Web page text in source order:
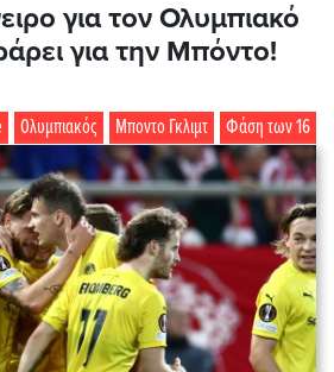
για τον Ολυμπιακό
για την Μπόντο!
Φάση των 16
Μποντο Γκλιμτ
Ολυμπιακός